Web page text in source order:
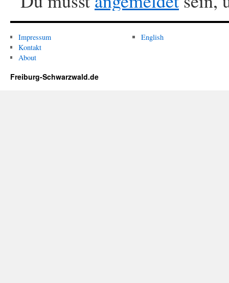
Impressum
Kontakt
About
English
Freiburg-Schwarzwald.de